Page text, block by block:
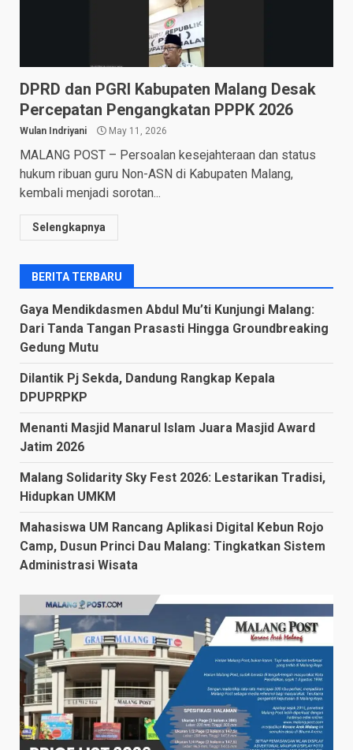
DPRD dan PGRI Kabupaten Malang Desak
Percepatan Pengangkatan PPPK 2026
Wulan Indriyani May 11, 2026
MALANG POST – Persoalan kesejahteraan dan status
hukum ribuan guru Non-ASN di Kabupaten Malang,
kembali menjadi sorotan...
Selengkapnya
BERITA TERBARU
Gaya Mendikdasmen Abdul Mu’ti Kunjungi Malang:
Dari Tanda Tangan Prasasti Hingga Groundbreaking
Gedung Mutu
Dilantik Pj Sekda, Dandung Rangkap Kepala
DPUPRPKP
Menanti Masjid Manarul Islam Juara Masjid Award
Jatim 2026
Malang Solidarity Sky Fest 2026: Lestarikan Tradisi,
Hidupkan UMKM
Mahasiswa UM Rancang Aplikasi Digital Kebun Rojo
Camp, Dusun Princi Dau Malang: Tingkatkan Sistem
Administrasi Wisata